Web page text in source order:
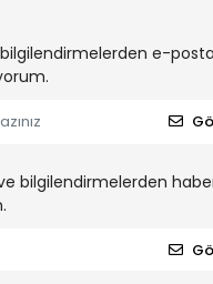
e-
bilgilendirmelerden